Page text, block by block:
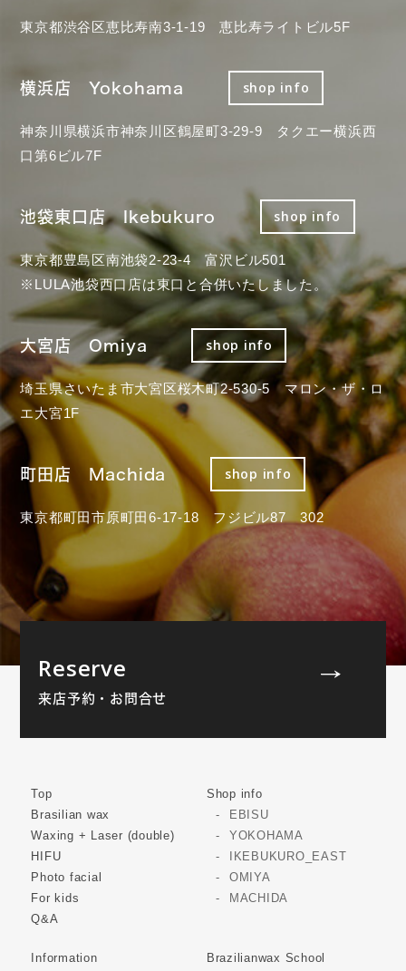
東京都渋谷区恵比寿南3-1-19 恵比寿ライトビル5F
横浜店 Yokohama shop info
神奈川県横浜市神奈川区鶴屋町3-29-9 タクエー横浜西
口第6ビル7F
池袋東口店 Ikebukuro shop info
東京都豊島区南池袋2-23-4 富沢ビル501
※LULA池袋西口店は東口と合併いたしました。
大宮店 Omiya shop info
埼玉県さいたま市大宮区桜木町2-530-5 マロン・ザ・ロ
エ大宮1F
町田店 Machida shop info
東京都町田市原町田6-17-18 フジビル87 302
Reserve
来店予約・お問合せ
Top
Brasilian wax
Waxing + Laser (double)
HIFU
Photo facial
For kids
Q&A
Shop info
EBISU
YOKOHAMA
IKEBUKURO_EAST
OMIYA
MACHIDA
Information Brazilianwax School